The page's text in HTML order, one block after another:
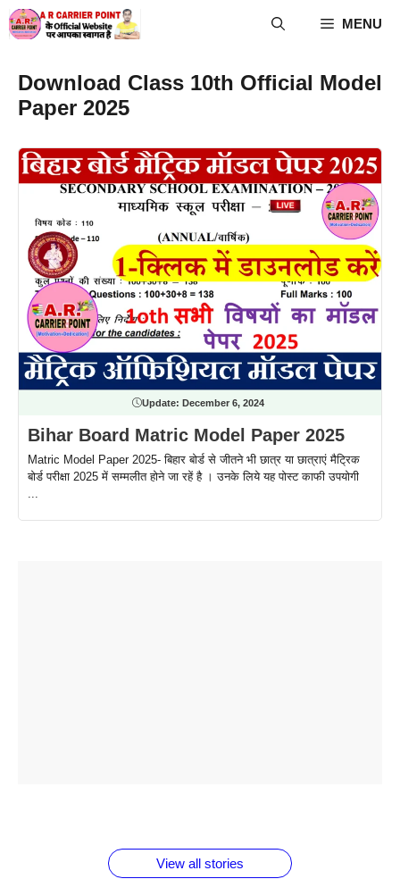
Skip
to
MENU
Download Class 10th Official Model
Paper 2025
Update: December 6, 2024
Bihar Board Matric Model Paper 2025
Matric Model Paper 2025- बिहार बोर्ड से जीतने भी छात्र या छात्राएं मैट्रिक
बोर्ड परीक्षा 2025 में सम्मलीत होने जा रहें है । उनके लिये यह पोस्ट काफी उपयोगी
View all stories